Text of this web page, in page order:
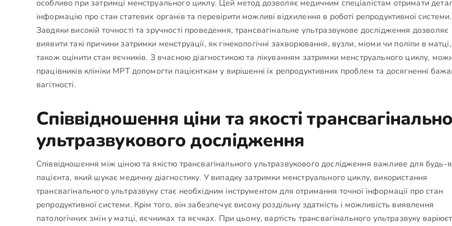
особливо при затримці менструального циклу. Цей метод дозволяє медичним спеціалістам отримати
інформацію про стан статевих органів та перевірити можливі відхилення в роботі репродуктивної системи.
Завдяки високій точності та зручності проведення, трансвагінальне ультразвукове дослідження дозволяє
виявити такі причини затримки менструації, як гінекологічні захворювання, вузли, міоми чи поліпи в
також оцінити стан яєчників. З вчасною діагностикою та лікуванням затримки менструального циклу,
працівників клініки МРТ допомогти пацієнткам у вирішенні їх репродуктивних проблем та досягненні
вагітності.
Співвідношення ціни та якості
ультразвукового дослідження
Співвідношення між ціною та якістю трансвагінального ультразвукового дослідження важливе для будь-
пацієнта, який шукає медичну діагностику. У випадку затримки менструального циклу, використання
трансвагінального ультразвуку стає необхідним інструментом для отримання точної інформації про стан
репродуктивної системи. Крім того, він забезпечує високу роздільну здатність і можливість виявлення
патологічних змін у матці, яєчниках та яєчках. При цьому, вартість трансвагінального ультразвуку